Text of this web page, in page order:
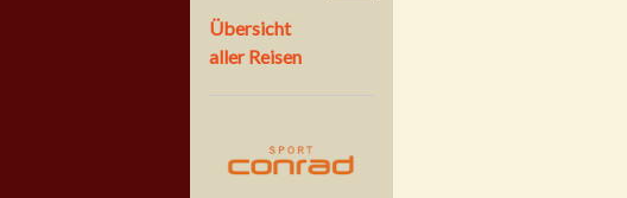
Übersicht
aller Reisen